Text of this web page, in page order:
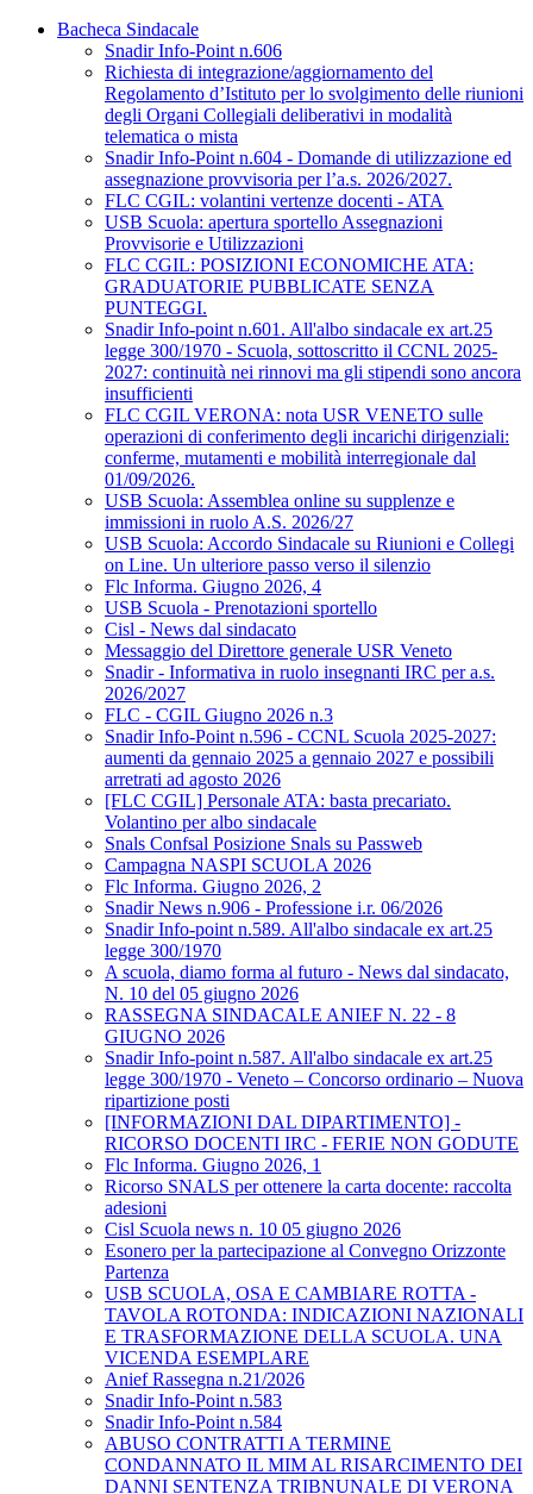
Bacheca Sindacale
Snadir Info-Point n.606
Richiesta di integrazione/aggiornamento del
Regolamento d’Istituto per lo svolgimento delle riunioni
degli Organi Collegiali deliberativi in modalità
telematica o mista
Snadir Info-Point n.604 - Domande di utilizzazione ed
assegnazione provvisoria per l’a.s. 2026/2027.
FLC CGIL: volantini vertenze docenti - ATA
USB Scuola: apertura sportello Assegnazioni
Provvisorie e Utilizzazioni
FLC CGIL: POSIZIONI ECONOMICHE ATA:
GRADUATORIE PUBBLICATE SENZA
PUNTEGGI.
Snadir Info-point n.601. All'albo sindacale ex art.25
legge 300/1970 - Scuola, sottoscritto il CCNL 2025-
2027: continuità nei rinnovi ma gli stipendi sono ancora
insufficienti
FLC CGIL VERONA: nota USR VENETO sulle
operazioni di conferimento degli incarichi dirigenziali:
conferme, mutamenti e mobilità interregionale dal
01/09/2026.
USB Scuola: Assemblea online su supplenze e
immissioni in ruolo A.S. 2026/27
USB Scuola: Accordo Sindacale su Riunioni e Collegi
on Line. Un ulteriore passo verso il silenzio
Flc Informa. Giugno 2026, 4
USB Scuola - Prenotazioni sportello
Cisl - News dal sindacato
Messaggio del Direttore generale USR Veneto
Snadir - Informativa in ruolo insegnanti IRC per a.s.
2026/2027
FLC - CGIL Giugno 2026 n.3
Snadir Info-Point n.596 - CCNL Scuola 2025-2027:
aumenti da gennaio 2025 a gennaio 2027 e possibili
arretrati ad agosto 2026
[FLC CGIL] Personale ATA: basta precariato.
Volantino per albo sindacale
Snals Confsal Posizione Snals su Passweb
Campagna NASPI SCUOLA 2026
Flc Informa. Giugno 2026, 2
Snadir News n.906 - Professione i.r. 06/2026
Snadir Info-point n.589. All'albo sindacale ex art.25
legge 300/1970
A scuola, diamo forma al futuro - News dal sindacato,
N. 10 del 05 giugno 2026
RASSEGNA SINDACALE ANIEF N. 22 - 8
GIUGNO 2026
Snadir Info-point n.587. All'albo sindacale ex art.25
legge 300/1970 - Veneto – Concorso ordinario – Nuova
ripartizione posti
[INFORMAZIONI DAL DIPARTIMENTO] -
RICORSO DOCENTI IRC - FERIE NON GODUTE
Flc Informa. Giugno 2026, 1
Ricorso SNALS per ottenere la carta docente: raccolta
adesioni
Cisl Scuola news n. 10 05 giugno 2026
Esonero per la partecipazione al Convegno Orizzonte
Partenza
USB SCUOLA, OSA E CAMBIARE ROTTA -
TAVOLA ROTONDA: INDICAZIONI NAZIONALI
E TRASFORMAZIONE DELLA SCUOLA. UNA
VICENDA ESEMPLARE
Anief Rassegna n.21/2026
Snadir Info-Point n.583
Snadir Info-Point n.584
ABUSO CONTRATTI A TERMINE
CONDANNATO IL MIM AL RISARCIMENTO DEI
DANNI SENTENZA TRIBNUNALE DI VERONA